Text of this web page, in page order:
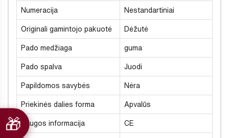
Numeracija Nestandartiniai
Originali gamintojo pakuotė Dėžutė
Pado medžiaga guma
Pado spalva Juodi
Papildomos savybės Nėra
Priekinės dalies forma Apvalūs
Saugos informacija CE